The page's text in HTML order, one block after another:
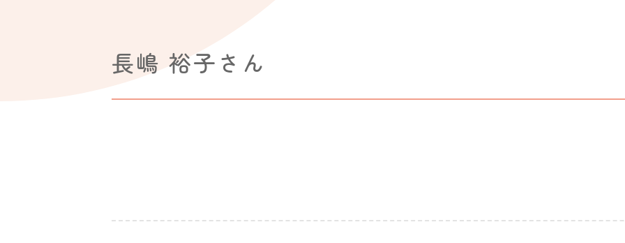
長嶋 裕子さん